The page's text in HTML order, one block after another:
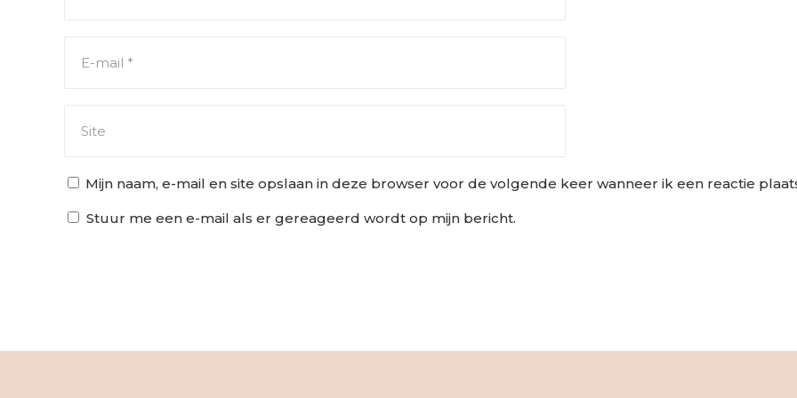
Mijn naam, e-mail en site opslaan in deze browser voor de volgende keer wanneer ik een reactie
Stuur me een e-mail als er gereageerd wordt op mijn bericht.